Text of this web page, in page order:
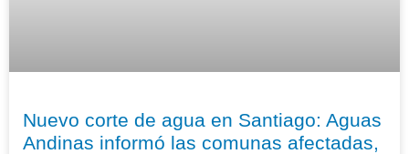
Nuevo corte de agua en Santiago: Aguas
Andinas informó las comunas afectadas,